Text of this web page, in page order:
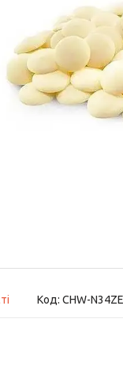
Код: CHW-